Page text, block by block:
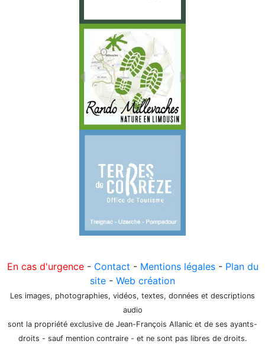
En cas d'urgence- Contact - Mentions légales- Plan du
site - Web création
Les images, photographies, vidéos, textes, données et descriptions
audio
sont la propriété exclusive de Jean-François Allanic et de ses ayants-
droits - sauf mention contraire - et ne sont pas libres de droits.